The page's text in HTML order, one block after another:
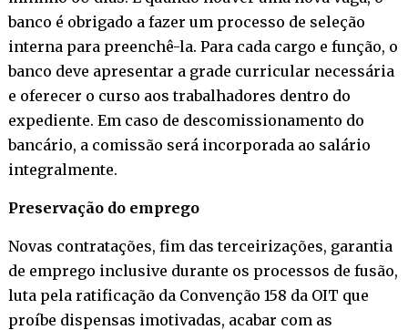
banco é obrigado a fazer um processo de seleção
interna para preenchê-la. Para cada cargo e função, o
banco deve apresentar a grade curricular necessária
e oferecer o curso aos trabalhadores dentro do
expediente. Em caso de descomissionamento do
bancário, a comissão será incorporada ao salário
integralmente.
Preservação do emprego
Novas contratações, fim das terceirizações, garantia
de emprego inclusive durante os processos de fusão,
luta pela ratificação da Convenção 158 da OIT que
proíbe dispensas imotivadas, acabar com as